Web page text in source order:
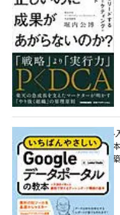
10:00
無料BIツール
ポータルの教
シュボード構
7月31日 10:00